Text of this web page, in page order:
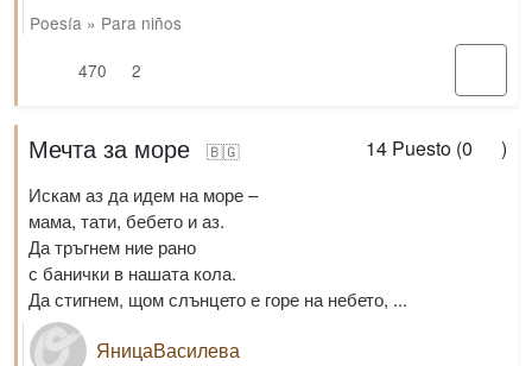
Poesía » Para niños
470
2
14 Puesto (0 )
Мечта за море 🇧🇬
Искам аз да идем на море –
мама, тати, бебето и аз.
Да тръгнем ние рано
с банички в нашата кола.
Да стигнем, щом слънцето е горе на небето, ...
ЯницаВасилева